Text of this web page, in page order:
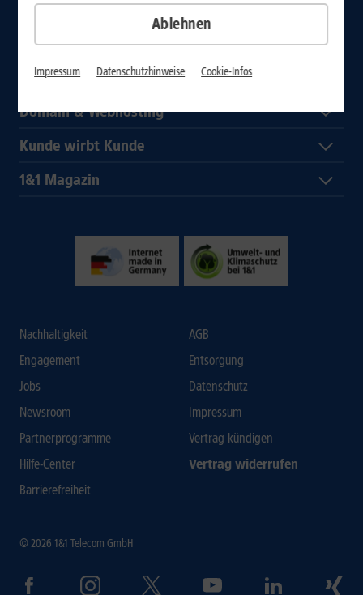
Internet
Mobilfunk-Tarife
Handys
Domain & Webhosting
Kunde wirbt Kunde
1&1 Magazin
Nachhaltigkeit
Engagement
Jobs
Newsroom
Partnerprogramme
Hilfe-Center
Barrierefreiheit
AGB
Entsorgung
Datenschutz
Impressum
Vertrag kündigen
Vertrag widerrufen
© 2026 1&1 Telecom GmbH
Ablehnen
Impressum Datenschutzhinweise Cookie-Infos